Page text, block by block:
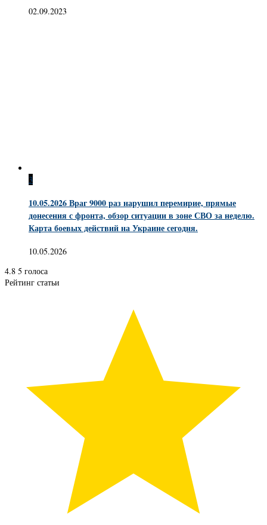
02.09.2023
3
10.05.2026 Враг 9000 раз нарушил перемирие, прямые
донесения с фронта, обзор ситуации в зоне СВО за неделю.
Карта боевых действий на Украине сегодня.
10.05.2026
4.8 5 голоса
Рейтинг статьи